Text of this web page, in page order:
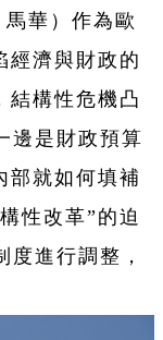
華）作為歐
經濟與財政的
結構性危機凸
邊是財政預算
部就如何填補
性改革”的迫
進行調整，